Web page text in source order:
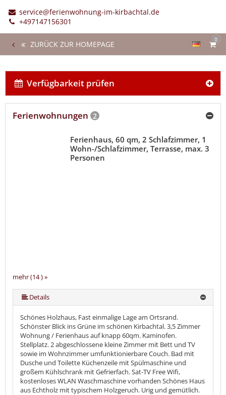
service@ferienwohnung-im-kirbachtal.de
+497147156301
0
ZURÜCK ZUR HOMEPAGE
Verfügbarkeit prüfen
Ferienwohnungen 2
mehr (14 ) »
mehr (14 ) »
mehr (14 ) »
mehr (14 ) »
mehr (14 ) »
mehr (14 ) »
mehr (14 ) »
mehr (14 ) »
mehr (14 ) »
mehr (14 ) »
mehr (14 ) »
Ferienhaus, 60 qm, 2 Schlafzimmer, 1
Wohn-/Schlafzimmer, Terrasse, max. 3
Personen
Details
Schönes Holzhaus, Fast einmalige Lage am Ortsrand.
Schönster Blick ins Grüne im schönen Kirbachtal. 3,5 Zimmer
Wohnung / Ferienhaus auf knapp 60qm. Kaminofen.
Stellplatz. 2 abgeschlossene kleine Zimmer mit Bett und TV
sowie im Wohnzimmer umfunktionierbare Couch. Bad mit
Dusche und Toilette Küchenzeile mit Spülmaschine und
großem Kühlschrank mit Gefrierfach. Sat-TV Free Wifi,
kostenloses WLAN Waschmaschine vorhanden Schönes Haus
aus Echtholz mit typischem Holzgeruch. Urig und gemütlich.